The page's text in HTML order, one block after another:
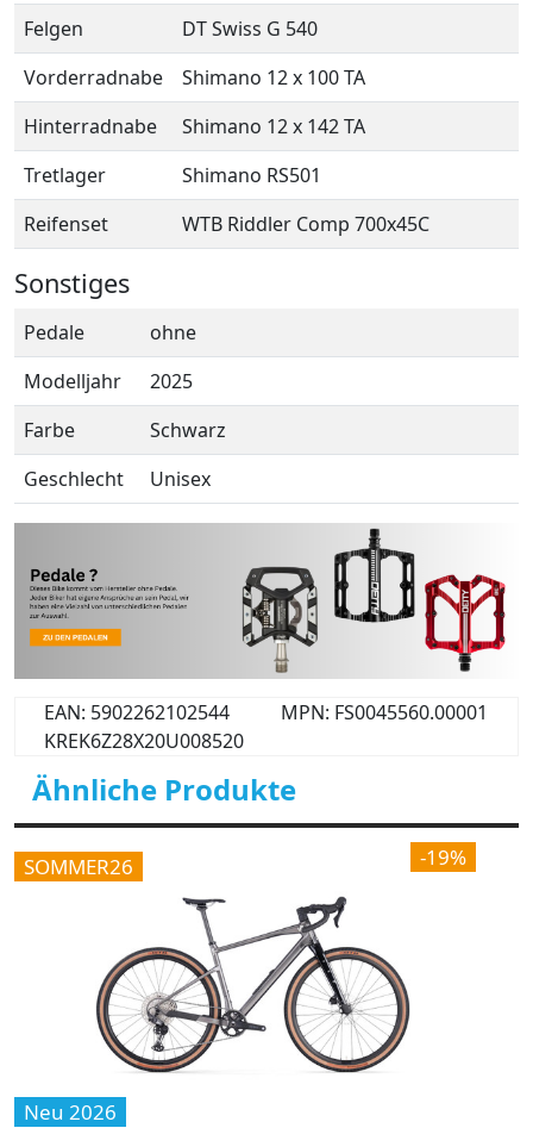
Felgen
DT Swiss G 540
Vorderradnabe
Shimano 12 x 100 TA
Hinterradnabe
Shimano 12 x 142 TA
Tretlager
Shimano RS501
Reifenset
WTB Riddler Comp 700x45C
Sonstiges
Pedale
ohne
Modelljahr
2025
Farbe
Schwarz
Geschlecht
Unisex
EAN: 5902262102544
MPN: FS0045560.00001
KREK6Z28X20U008520
Ähnliche Produkte
-19%
SOMMER26
Neu 2026